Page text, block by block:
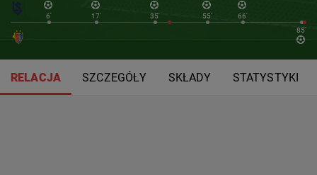
6' 17' 35' 55'
66'
85'
RELACJA SZCZEGÓŁY SKŁADY STATYSTYKI